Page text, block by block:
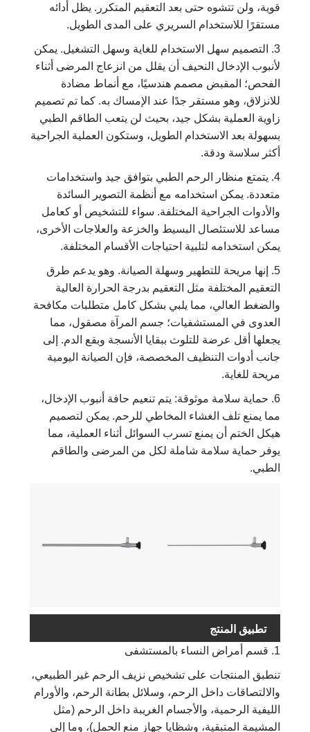
قوية، ولن تتشوه حتى بعد التعقيم المتكرر. يظل أدائه
مستقرًا للاستخدام السريري على المدى الطويل.
3. التصميم سهل الاستخدام للغاية وسهل التشغيل. يمكن
لأنبوب الإدخال النحيف أن يقلل من انزعاج المرضى أثناء
الفحص؛ المقبض مصمم هندسيًا، مع أنماط مضادة
للانزلاق، وهو مستقر جدًا عند الإمساك به. كما تم تصميم
زاوية العملية بشكل جيد، بحيث لن يتعب الطاقم الطبي
بسهولة بعد الاستخدام الطويل، وستكون العملية الجراحية
أكثر سلاسة ودقة.
4. يتمتع منظار الرحم الطبي بتوافق جيد واستخدامات
متعددة. يمكن استخدامه مع أنظمة التصوير السائدة
والأدوات الجراحية المختلفة. سواء للتشخيص أو كعامل
مساعد للاستئصال البسيط والخزعة والعلاجات الأخرى،
يمكن استخدامه لتلبية احتياجات الأقسام المختلفة.
5. إنها مريحة للتطهير وسهلة الصيانة. وهو يدعم طرق
التعقيم المختلفة مثل التعقيم بدرجة الحرارة العالية
والضغط العالي، مما يلبي بشكل كامل متطلبات مكافحة
العدوى في المستشفيات؛ جسم المرآة مصقول، مما
يجعلها أقل عرضة للتلوث ببقايا الأنسجة وبقع الدم. إلى
جانب أدوات التنظيف المخصصة، فإن الصيانة اليومية
مريحة للغاية.
6. حماية سلامة موثوقة: يتم تنعيم حافة أنبوب الإدخال،
مما يمنع تلف الغشاء المخاطي للرحم. يمكن لتصميم
هيكل الختم أن يمنع تسرب السوائل أثناء العملية، مما
يوفر حماية سلامة شاملة لكل من المرضى والطاقم
الطبي.
تطبيق المنتج
1. قسم أمراض النساء بالمستشفى
تنطبق المنتجات على تشخيص نزيف الرحم غير الطبيعي،
والالتصاقات داخل الرحم، وسلائل بطانة الرحم، والأورام
الليفية الرحمية، والأجسام الغريبة داخل الرحم (مثل
المشيمة المتبقية، وشظايا جهاز منع الحمل)، وما إلى